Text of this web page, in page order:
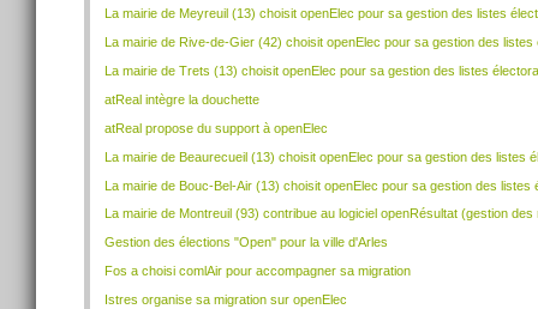
La mairie de Meyreuil (13) choisit openElec pour sa gestion des listes
La mairie de Rive-de-Gier (42) choisit openElec pour sa gestion des listes
La mairie de Trets (13) choisit openElec pour sa gestion des listes
atReal intègre la douchette
atReal propose du support à openElec
La mairie de Beaurecueil (13) choisit openElec pour sa gestion des listes
La mairie de Bouc-Bel-Air (13) choisit openElec pour sa gestion des listes
La mairie de Montreuil (93) contribue au logiciel openRésultat (gestion
Gestion des élections "Open" pour la ville d'Arles
Fos a choisi comlAir pour accompagner sa migration
Istres organise sa migration sur openElec